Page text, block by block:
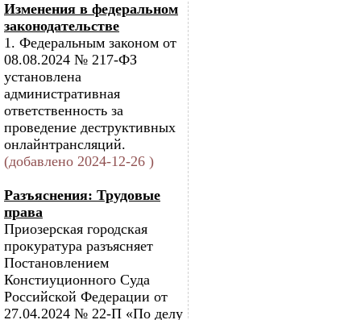
Изменения в федеральном
законодательстве
1. Федеральным законом от
08.08.2024 № 217-ФЗ
установлена
административная
ответственность за
проведение деструктивных
онлайнтрансляций.
(добавлено 2024-12-26 )
Разъяснения: Трудовые
права
Приозерская городская
прокуратура разъясняет
Постановлением
Констиуционного Суда
Российской Федерации от
27.04.2024 № 22-П «По делу